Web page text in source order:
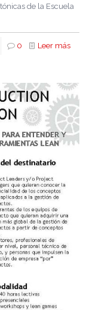
de la Escuela
0 Leer más